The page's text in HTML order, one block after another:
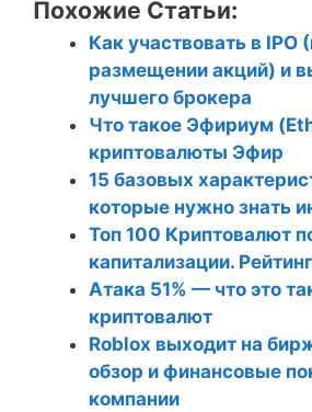
Похожие Статьи:
Как участвовать в IPO
размещении акций) и
лучшего брокера
Что такое Эфириум
криптовалюты Эфир
15 базовых
которые нужно знать
Топ 100 Криптовалют
капитализации.
Атака 51% — что это
криптовалют
Roblox выходит на
обзор и финансовые
компании